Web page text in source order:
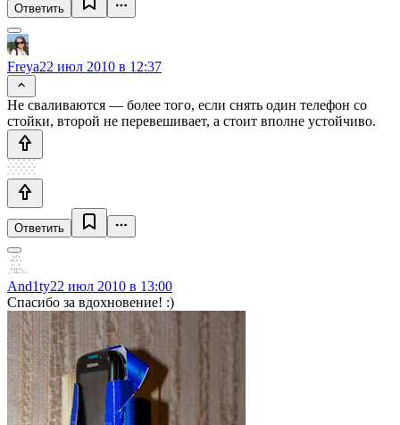
Ответить
Freya22 июл 2010 в 12:37
Не сваливаются — более того, если снять один телефон со
стойки, второй не перевешивает, а стоит вполне устойчиво.
Ответить
And1ty22 июл 2010 в 13:00
Спасибо за вдохновение! :)